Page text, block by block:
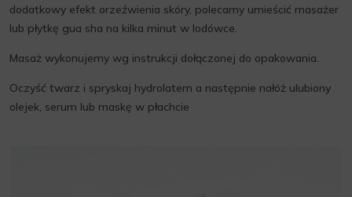
dodatkowy efekt orzeźwienia skóry, polecamy umieścić masażer
lub płytkę gua sha na kilka minut w lodówce.
Masaż wykonujemy wg instrukcji dołączonej do opakowania.
Oczyść twarz i spryskaj hydrolatem a następnie nałóż ulubiony
olejek, serum lub maskę w płachcie